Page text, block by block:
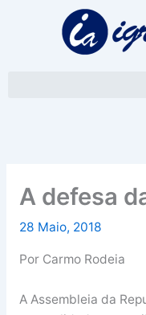
A defesa
28 Maio, 2018
Por Carmo Rodeia
A Assembleia da